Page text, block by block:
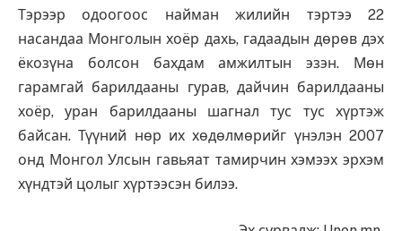
Тэрээр одоогоос найман жилийн тэртээ 22
насандаа Монголын хоёр дахь, гадаадын дөрөв дэх
ёкозүна болсон бахдам амжилтын эзэн. Мөн
гарамгай барилдааны гурав, дайчин барилдааны
хоёр, уран барилдааны шагнал тус тус хүртэж
байсан. Түүний нөр их хөдөлмөрийг үнэлэн 2007
онд Монгол Улсын гавьяат тамирчин хэмээх эрхэм
хүндтэй цолыг хүртээсэн билээ.